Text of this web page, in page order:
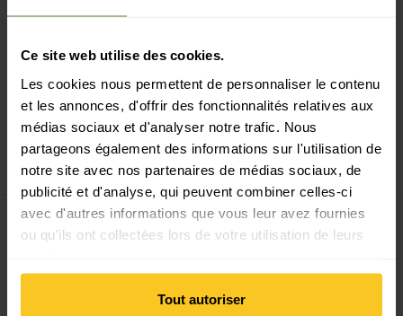
Ce site web utilise des cookies.
Les cookies nous permettent de personnaliser le contenu
et les annonces, d'offrir des fonctionnalités relatives aux
médias sociaux et d'analyser notre trafic. Nous
partageons également des informations sur l'utilisation de
notre site avec nos partenaires de médias sociaux, de
publicité et d'analyse, qui peuvent combiner celles-ci
avec d'autres informations que vous leur avez fournies
ou qu'ils ont collectées lors de votre utilisation de leurs
Tout autoriser
Lezyne Pocket Drive
Pro
CHF59,90
Lezyne
Pocket Drive
Pro HV
CHF 59,90
Uniquement en ligne Uniquement en ligne